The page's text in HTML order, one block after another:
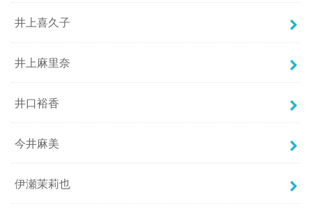
井上喜久子
井上麻里奈
井口裕香
今井麻美
伊瀬茉莉也